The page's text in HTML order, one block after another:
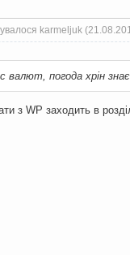
karmeljuk
валют, погода хрін
з WP заходить в